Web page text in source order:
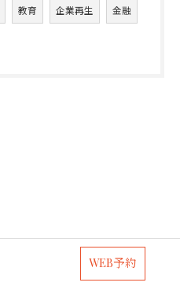
教育 企業再生 金融
WEB予約